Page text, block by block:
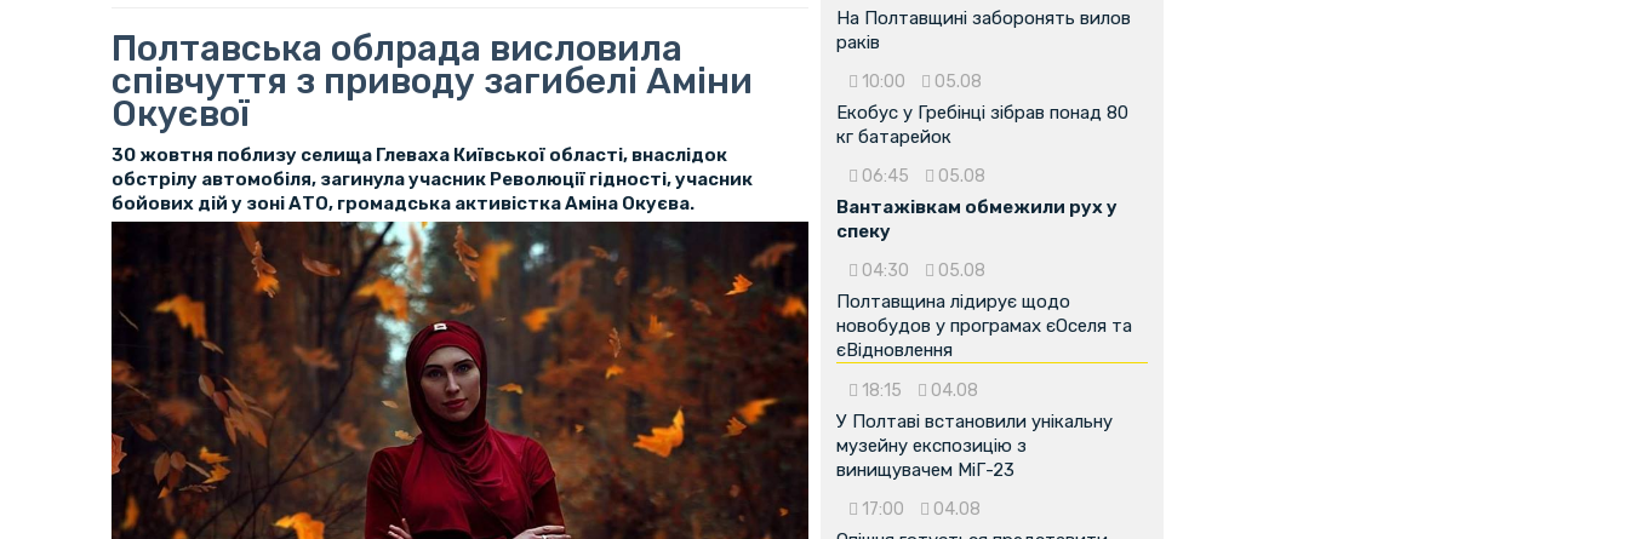
Полтавська облрада висловила
співчуття з приводу загибелі Аміни
Окуєвої
30 жовтня поблизу селища Глеваха Київської області, внаслідок
обстрілу автомобіля, загинула учасник Революції гідності, учасник
бойових дій у зоні АТО, громадська активістка Аміна Окуєва.
На Полтавщині заборонять вилов
раків
10:00 05.08
Екобус у Гребінці зібрав понад 80
кг батарейок
06:45 05.08
Вантажівкам обмежили рух у
спеку
04:30 05.08
Полтавщина лідирує щодо
новобудов у програмах єОселя та
єВідновлення
18:15 04.08
У Полтаві встановили унікальну
музейну експозицію з
винищувачем МіГ-23
17:00 04.08